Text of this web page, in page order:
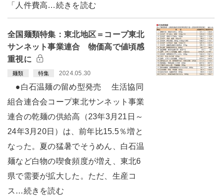
「人件費高…続きを読む
全国麺類特集：東北地区＝コープ東北
サンネット事業連合 物価高で値頃感
重視に
麺類 特集 2024.05.30
●白石温麺の留め型発売 生活協同
組合連合会コープ東北サンネット事業
連合の乾麺の供給高（23年3月21日～
24年3月20日）は、前年比15.5％増と
なった。夏の猛暑でそうめん、白石温
麺など白物の喫食頻度が増え、東北6
県で需要が拡大した。ただ、生産コ
ス…続きを読む